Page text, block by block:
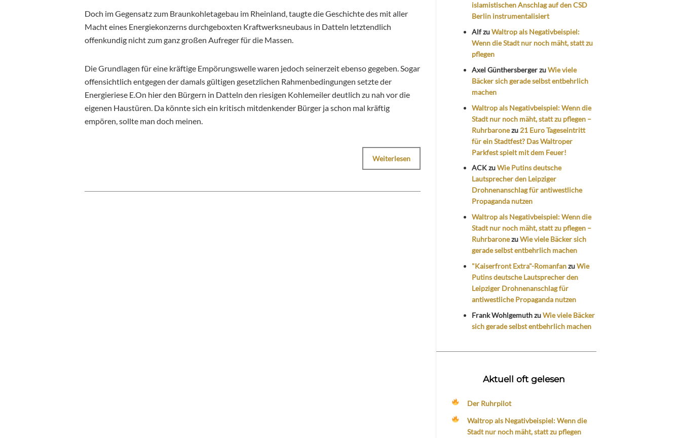
Doch im Gegensatz zum Braunkohletagebau im Rheinland, taugte die Geschichte des mit aller
Macht eines Energiekonzerns durchgeboxten Kraftwerksneubaus in Datteln letztendlich
offenkundig nicht zum ganz großen Aufreger für die Massen.
Die Grundlagen für eine kräftige Empörungswelle waren jedoch seinerzeit ebenso gegeben. Sogar
offensichtlich entgegen der damals gültigen gesetzlichen Rahmenbedingungen setzte der
Energieriese E.On hier den Bürgern in Datteln den riesigen Kohlemeiler deutlich zu nah vor die
eigenen Haustüren. Da könnte sich ein kritisch mitdenkender Bürger ja schon mal kräftig
empören, sollte man doch meinen.
Weiterlesen
islamistischen Anschlag auf den CSD
Berlin instrumentalisiert
AlfzuWaltrop als Negativbeispiel:
Wenn die Stadt nur noch mäht, statt zu
pflegen
Axel GünthersbergerzuWie viele
Bäcker sich gerade selbst entbehrlich
machen
Waltrop als Negativbeispiel: Wenn die
Stadt nur noch mäht, statt zu pflegen –
Ruhrbaronezu 21 Euro Tageseintritt
für ein Stadtfest? Das Waltroper
Parkfest spielt mit dem Feuer!
ACKzuWie Putins deutsche
Lautsprecher den Leipziger
Drohnenanschlag für antiwestliche
Propaganda nutzen
Waltrop als Negativbeispiel: Wenn die
Stadt nur noch mäht, statt zu pflegen –
RuhrbaronezuWie viele Bäcker sich
gerade selbst entbehrlich machen
"Kaiserfront Extra"-RomanfanzuWie
Putins deutsche Lautsprecher den
Leipziger Drohnenanschlag für
antiwestliche Propaganda nutzen
Frank WohlgemuthzuWie viele Bäcker
sich gerade selbst entbehrlich machen
Aktuell oft gelesen
Der Ruhrpilot
Waltrop als Negativbeispiel: Wenn die
Stadt nur noch mäht, statt zu pflegen